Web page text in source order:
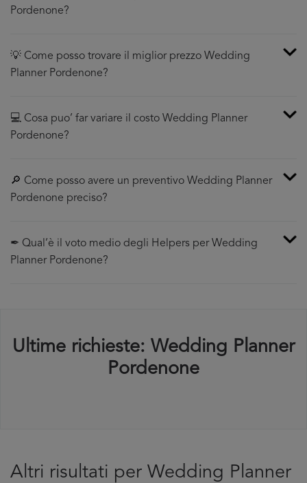
Pordenone?
💡 Come posso trovare il miglior prezzo Wedding
Planner Pordenone?
💻 Cosa puo’ far variare il costo Wedding Planner
Pordenone?
🔎 Come posso avere un preventivo Wedding Planner
Pordenone preciso?
✒ Qual’è il voto medio degli Helpers per Wedding
Planner Pordenone?
Ultime richieste: Wedding Planner
Pordenone
Altri risultati per Wedding Planner